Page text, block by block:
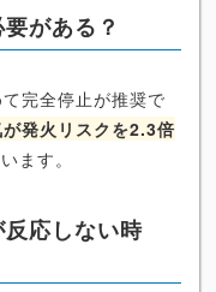
がある？
完全停止が推奨で
発火リスクを2.3倍
ます。
応しない時